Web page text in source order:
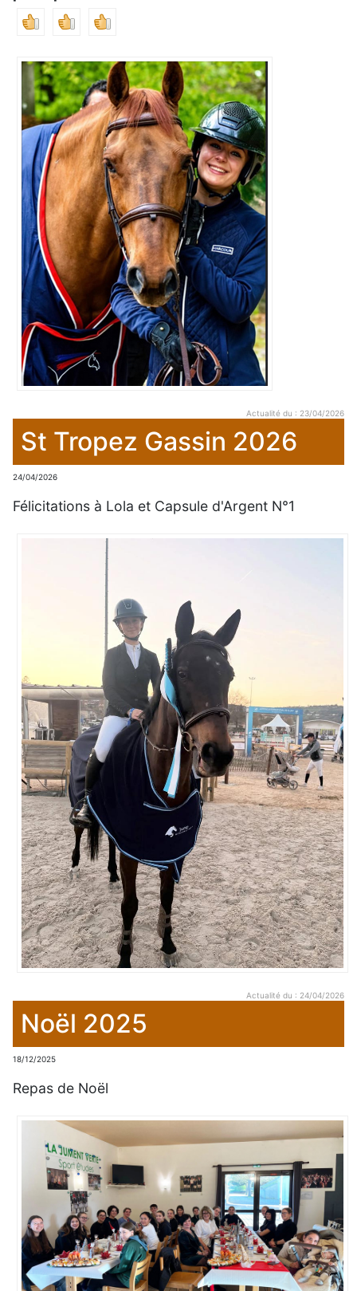
Actualité du : 23/04/2026
St Tropez Gassin 2026
24/04/2026
Félicitations à Lola et Capsule d'Argent N°1
Actualité du : 24/04/2026
Noël 2025
18/12/2025
Repas de Noël